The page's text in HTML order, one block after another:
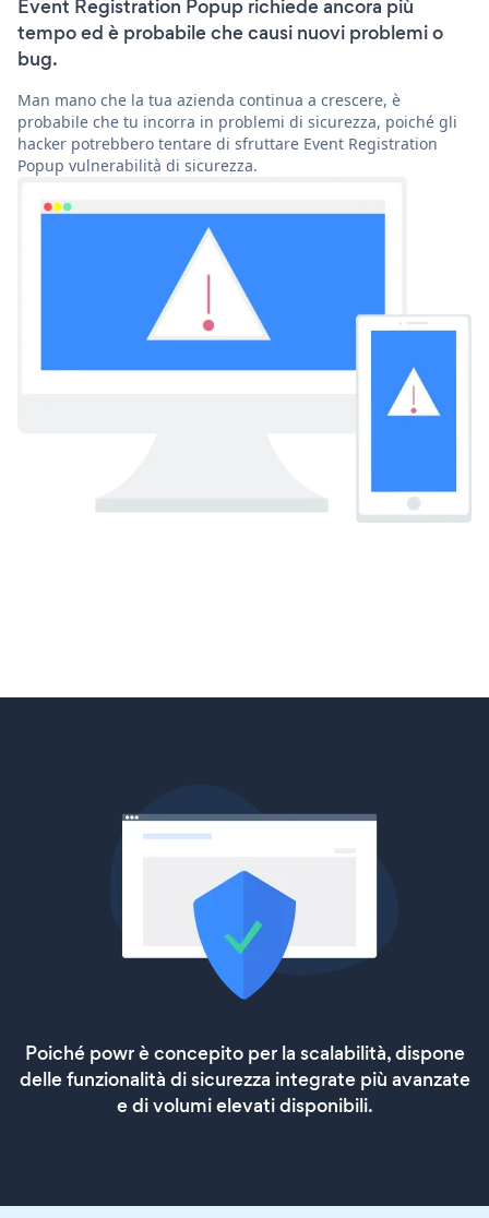
Event Registration Popup richiede ancora più
tempo ed è probabile che causi nuovi problemi o
bug.
Man mano che la tua azienda continua a crescere, è
probabile che tu incorra in problemi di sicurezza, poiché gli
hacker potrebbero tentare di sfruttare Event Registration
Popup vulnerabilità di sicurezza.
Poiché powr è concepito per la scalabilità, dispone
delle funzionalità di sicurezza integrate più avanzate
e di volumi elevati disponibili.